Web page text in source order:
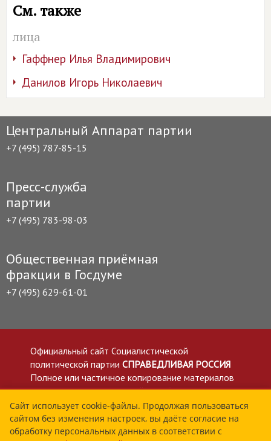
См. также
лица
Гаффнер Илья Владимирович
Данилов Игорь Николаевич
Центральный Аппарат партии
+7 (495) 787-85-15
Пресс-служба
партии
+7 (495) 783-98-03
Общественная приёмная
фракции в Госдуме
+7 (495) 629-61-01
Официальный сайт Социалистической
политической партии СПРАВЕДЛИВАЯ РОССИЯ
Полное или частичное копирование материалов
приветствуется со ссылкой на сайт spravedlivo.ru
Политика в отношении обработки персональных
данных
Все материалы сайта spravedlivo.ru доступны по
Сайт использует cookie-файлы. Продолжая пользоваться
сайтом без изменения настроек, вы даёте согласие на
обработку персональных данных в соответствии с